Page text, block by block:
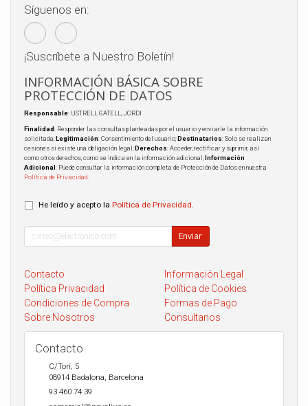
Síguenos en:
¡Suscríbete a Nuestro Boletín!
INFORMACIÓN BÁSICA SOBRE
PROTECCIÓN DE DATOS
Responsable: USTRELL GATELL, JORDI
Finalidad: Responder las consultas planteadas por el usuario y enviarle la información
solicitada;Legitimación: Consentimiento del usuario;Destinatarios: Solo se realizan
cesiones si existe una obligación legal;Derechos: Acceder, rectificar y suprimir, así
como otros derechos, como se indica en la información adicional;Información
Adicional: Puede consultar la información completa de Protección de Datos en nuestra
Política de Privacidad
He leído y acepto la Política de Privacidad
Enviar
Contacto
Información Legal
Política Privacidad
Política de Cookies
Condiciones de Compra
Formas de Pago
Sobre Nosotros
Consultanos
Contacto
C/Torí, 5
08914 Badalona Barcelona
93 460 74 39